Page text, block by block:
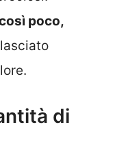
poco,
di